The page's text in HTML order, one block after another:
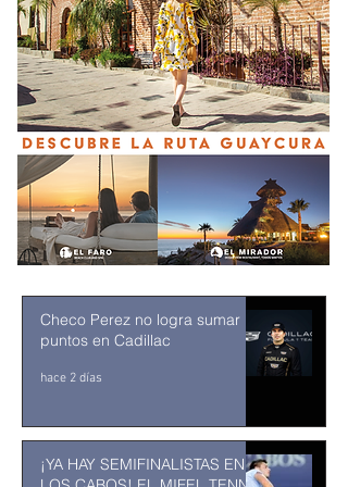
Checo Perez no logra sumar
puntos en Cadillac
hace 2 días
¡YA HAY SEMIFINALISTAS EN